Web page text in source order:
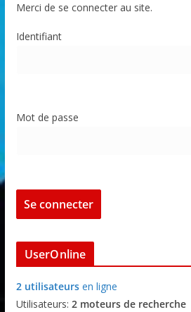
Merci de se connecter au site.
Identifiant
Mot de passe
UserOnline
2 utilisateursen ligne
Utilisateurs: 2 moteurs de recherche